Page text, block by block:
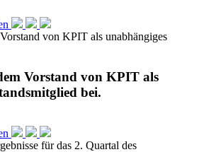
Vorstand von KPIT als
bei.